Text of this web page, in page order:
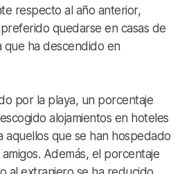
respecto al año anterior,
quedarse en casas de
que ha descendido en
por la playa, un porcentaje
alojamientos en hoteles
que se han hospedado
Además, el porcentaje